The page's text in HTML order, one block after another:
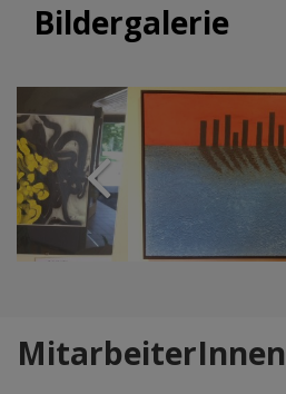
Bildergalerie
MitarbeiterInnen